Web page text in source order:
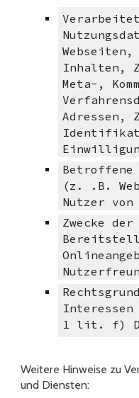
Inhalten,
Meta-,
Adressen,
Betroffene
(z. .B.
Nutzer
Zwecke
1 lit. f)
Weitere Hinweise zu
und Diensten: